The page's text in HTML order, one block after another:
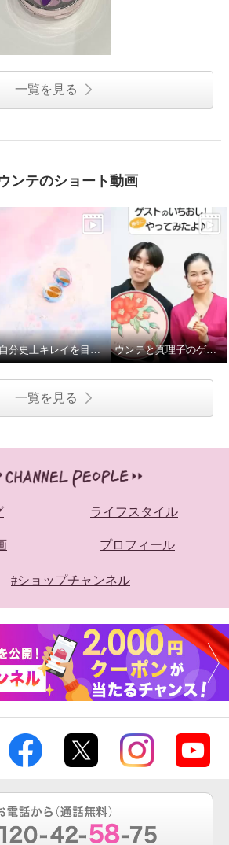
一覧を見る
ンテのショート動画
自分史上キレイを目指して！ ウンテと真理子のゲストのいちおしやってみたよ♪
一覧を見る
ライフスタイル
プロフィール
#ショップチャンネル